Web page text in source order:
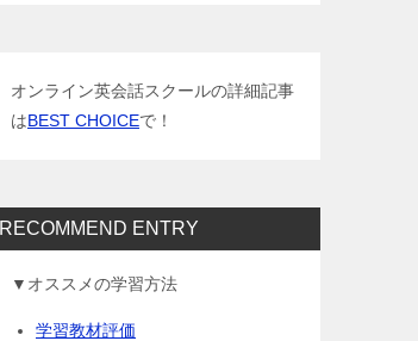
オンライン英会話スクールの詳細記事
はBEST CHOICEで！
RECOMMEND ENTRY
▼オススメの学習方法
学習教材評価